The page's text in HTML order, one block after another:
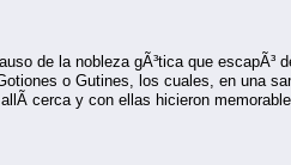
de la nobleza gÃ³tica que escapÃ³
o Gutines, los cuales, en una
cerca y con ellas hicieron